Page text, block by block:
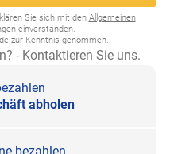
Sie sich mit den Allgemeinen
einverstanden.
zur Kenntnis genommen.
- Kontaktieren Sie uns.
abholen
bezahlen